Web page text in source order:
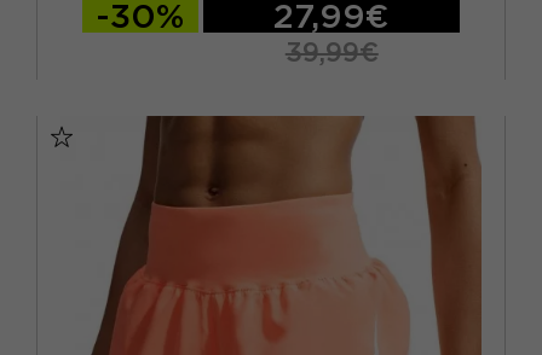
-30% 27,99€
39,99€